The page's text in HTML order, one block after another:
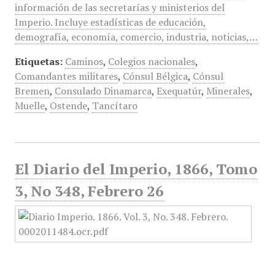
información de las secretarías y ministerios del
Imperio. Incluye estadísticas de educación,
demografía, economía, comercio, industria, noticias,…
Etiquetas: Caminos, Colegios nacionales,
Comandantes militares, Cónsul Bélgica, Cónsul
Bremen, Consulado Dinamarca, Exequatúr, Minerales,
Muelle, Ostende, Tancítaro
El Diario del Imperio, 1866, Tomo
3, No 348, Febrero 26